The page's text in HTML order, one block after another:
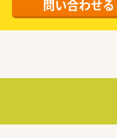
問い合わせる